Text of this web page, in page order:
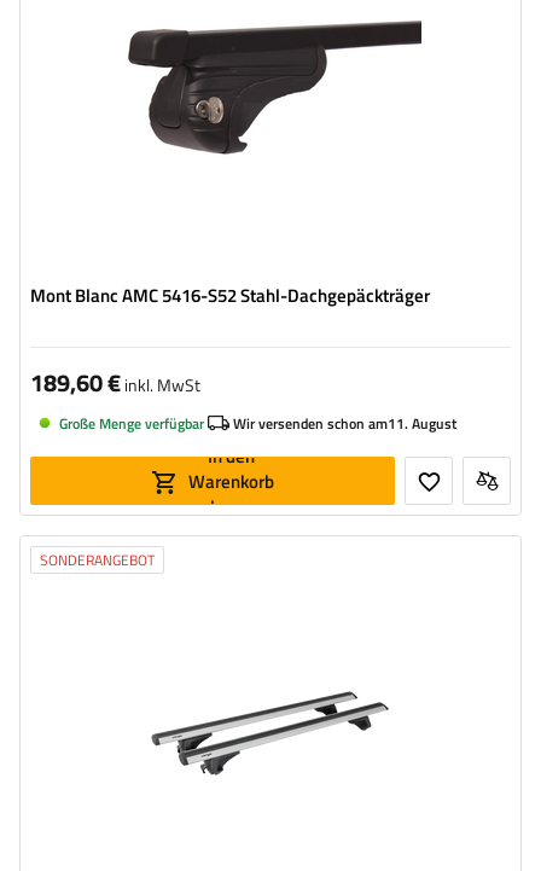
Mont Blanc AMC 5416-S52 Stahl-Dachgepäckträger
189,60 €inkl. MwSt
Große Menge verfügbar Wir versenden schon am11. August
In den
Warenkorb
legen
SONDERANGEBOT